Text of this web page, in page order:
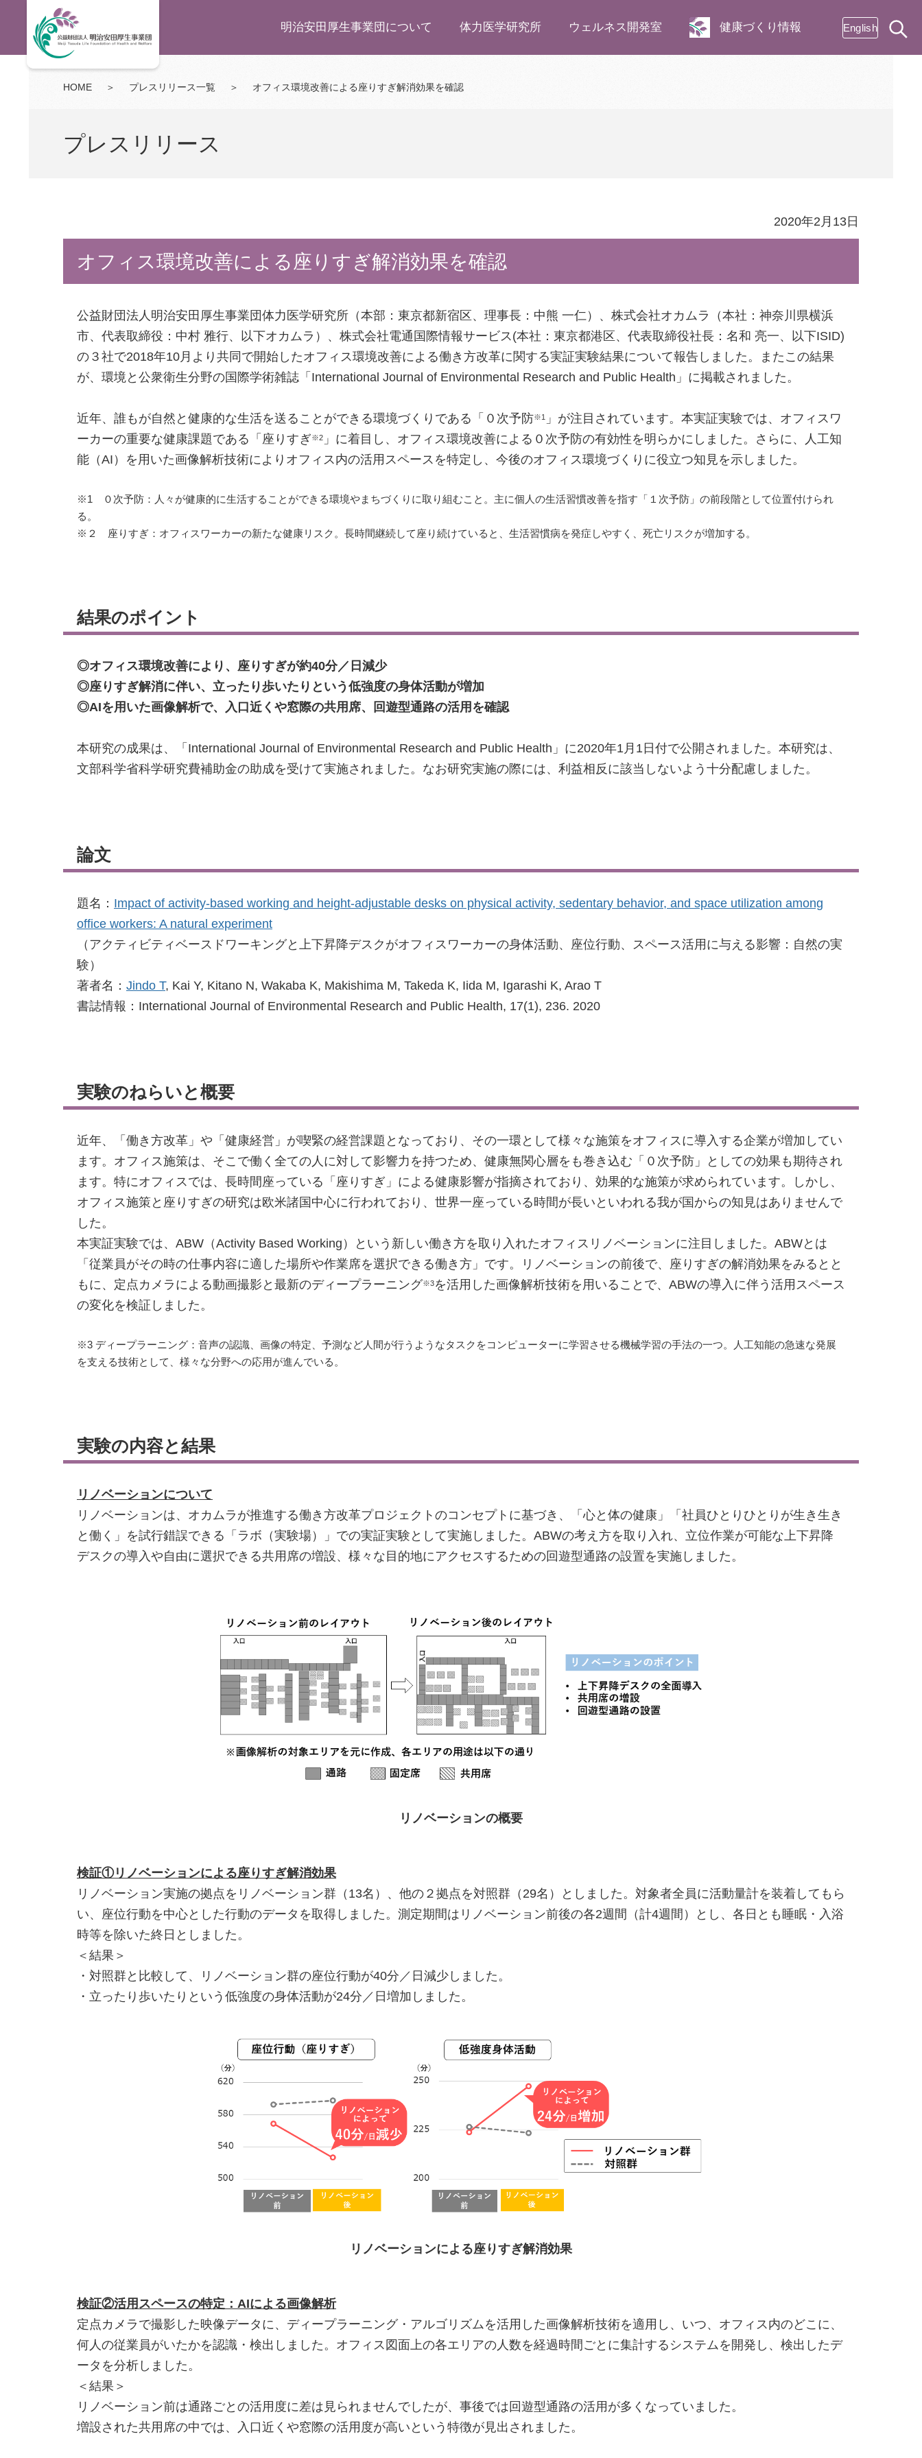
明治安田厚生事業団について 体力医学研究所 ウェルネス開発室 健康づくり情報 English
HOME ＞ プレスリリース一覧 ＞ オフィス環境改善による座りすぎ解消効果を確認
プレスリリース
2020年2月13日
オフィス環境改善による座りすぎ解消効果を確認
公益財団法人明治安田厚生事業団体力医学研究所（本部：東京都新宿区、理事長：中熊 一仁）、株式会社オカムラ（本社：神奈川県横浜
市、代表取締役：中村 雅行、以下オカムラ）、株式会社電通国際情報サービス(本社：東京都港区、代表取締役社長：名和 亮一、以下ISID)
の３社で2018年10月より共同で開始したオフィス環境改善による働き方改革に関する実証実験結果について報告しました。またこの結果
が、環境と公衆衛生分野の国際学術雑誌「International Journal of Environmental Research and Public Health」に掲載されました。
近年、誰もが自然と健康的な生活を送ることができる環境づくりである「０次予防※1
」が注目されています。本実証実験では、オフィスワ
ーカーの重要な健康課題である「座りすぎ※2 」に着目し、オフィス環境改善による０次予防の有効性を明らかにしました。さらに、人工知
能（AI）を用いた画像解析技術によりオフィス内の活用スペースを特定し、今後のオフィス環境づくりに役立つ知見を示しました。
※1 ０次予防：人々が健康的に生活することができる環境やまちづくりに取り組むこと。主に個人の生活習慣改善を指す「１次予防」の前段階として位置付けられ
る。
※２ 座りすぎ：オフィスワーカーの新たな健康リスク。長時間継続して座り続けていると、生活習慣病を発症しやすく、死亡リスクが増加する。
結果のポイント
◎オフィス環境改善により、座りすぎが約40分／日減少
◎座りすぎ解消に伴い、立ったり歩いたりという低強度の身体活動が増加
◎AIを用いた画像解析で、入口近くや窓際の共用席、回遊型通路の活用を確認
本研究の成果は、「International Journal of Environmental Research and Public Health」に2020年1月1日付で公開されました。本研究は、
文部科学省科学研究費補助金の助成を受けて実施されました。なお研究実施の際には、利益相反に該当しないよう十分配慮しました。
論文
題名： Impact of activity-based working and height-adjustable desks on physical activity, sedentary behavior, and space utilization among
office workers: A natural experiment
（アクティビティベースドワーキングと上下昇降デスクがオフィスワーカーの身体活動、座位行動、スペース活用に与える影響：自然の実
験）
著者名： Jindo T, Kai Y, Kitano N, Wakaba K, Makishima M, Takeda K, Iida M, Igarashi K, Arao T
書誌情報：International Journal of Environmental Research and Public Health, 17(1), 236. 2020
実験のねらいと概要
近年、「働き方改革」や「健康経営」が喫緊の経営課題となっており、その一環として様々な施策をオフィスに導入する企業が増加してい
ます。オフィス施策は、そこで働く全ての人に対して影響力を持つため、健康無関心層をも巻き込む「０次予防」としての効果も期待され
ます。特にオフィスでは、長時間座っている「座りすぎ」による健康影響が指摘されており、効果的な施策が求められています。しかし、
オフィス施策と座りすぎの研究は欧米諸国中心に行われており、世界一座っている時間が長いといわれる我が国からの知見はありませんで
した。
本実証実験では、ABW（Activity Based Working）という新しい働き方を取り入れたオフィスリノベーションに注目しました。ABWとは
「従業員がその時の仕事内容に適した場所や作業席を選択できる働き方」です。リノベーションの前後で、座りすぎの解消効果をみるとと
もに、定点カメラによる動画撮影と最新のディープラーニング※3を活用した画像解析技術を用いることで、ABWの導入に伴う活用スペース
の変化を検証しました。
※3 ディープラーニング：音声の認識、画像の特定、予測など人間が行うようなタスクをコンピューターに学習させる機械学習の手法の一つ。人工知能の急速な発展
を支える技術として、様々な分野への応用が進んでいる。
実験の内容と結果
リノベーションについて
リノベーションは、オカムラが推進する働き方改革プロジェクトのコンセプトに基づき、「心と体の健康」「社員ひとりひとりが生き生き
と働く」を試行錯誤できる「ラボ（実験場）」での実証実験として実施しました。ABWの考え方を取り入れ、立位作業が可能な上下昇降
デスクの導入や自由に選択できる共用席の増設、様々な目的地にアクセスするための回遊型通路の設置を実施しました。
リノベーションの概要
検証①リノベーションによる座りすぎ解消効果
リノベーション実施の拠点をリノベーション群（13名）、他の２拠点を対照群（29名）としました。対象者全員に活動量計を装着してもら
い、座位行動を中心とした行動のデータを取得しました。測定期間はリノベーション前後の各2週間（計4週間）とし、各日とも睡眠・入浴
時等を除いた終日としました。
＜結果＞
・対照群と比較して、リノベーション群の座位行動が40分／日減少しました。
・立ったり歩いたりという低強度の身体活動が24分／日増加しました。
リノベーションによる座りすぎ解消効果
検証②活用スペースの特定：AIによる画像解析
定点カメラで撮影した映像データに、ディープラーニング・アルゴリズムを活用した画像解析技術を適用し、いつ、オフィス内のどこに、
何人の従業員がいたかを認識・検出しました。オフィス図面上の各エリアの人数を経過時間ごとに集計するシステムを開発し、検出したデ
ータを分析しました。
＜結果＞
リノベーション前は通路ごとの活用度に差は見られませんでしたが、事後では回遊型通路の活用が多くなっていました。
増設された共用席の中では、入口近くや窓際の活用度が高いという特徴が見出されました。